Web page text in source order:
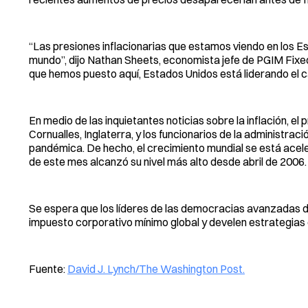
“Las presiones inflacionarias que estamos viendo en los
mundo”, dijo Nathan Sheets, economista jefe de PGIM
que hemos puesto aquí, Estados Unidos está liderando el
En medio de las inquietantes noticias sobre la inflación, el
Cornualles, Inglaterra, y los funcionarios de la
pandémica. De hecho, el crecimiento mundial se está
de este mes alcanzó su nivel más alto desde abril de 2006.
Se espera que los líderes de las democracias avanzadas
impuesto corporativo mínimo global y develen
Fuente: David J. Lynch/The Washington Post.